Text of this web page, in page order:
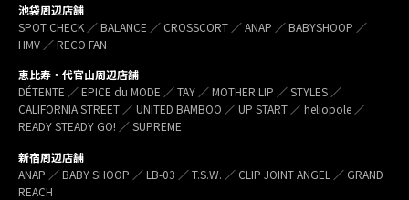
池袋周辺店舗
SPOT CHECK ／ BALANCE ／ CROSSCORT ／ ANAP ／ BABYSHOOP ／
HMV ／ RECO FAN
恵比寿・代官山周辺店舗
DÉTENTE ／ EPICE du MODE ／ TAY ／ MOTHER LIP ／ STYLES ／
CALIFORNIA STREET ／ UNITED BAMBOO ／ UP START ／ heliopole ／
READY STEADY GO! ／ SUPREME
新宿周辺店舗
ANAP ／ BABY SHOOP ／ LB-03 ／ T.S.W. ／ CLIP JOINT ANGEL ／ GRAND
REACH